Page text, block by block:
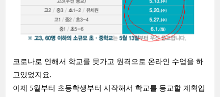
코로나로 인해서 학교를 못가고 원격으로 온라인 수업을 하
고있었지요.
이제 5월부터 초등학생부터 시작해서 학교를 등교할 계획입